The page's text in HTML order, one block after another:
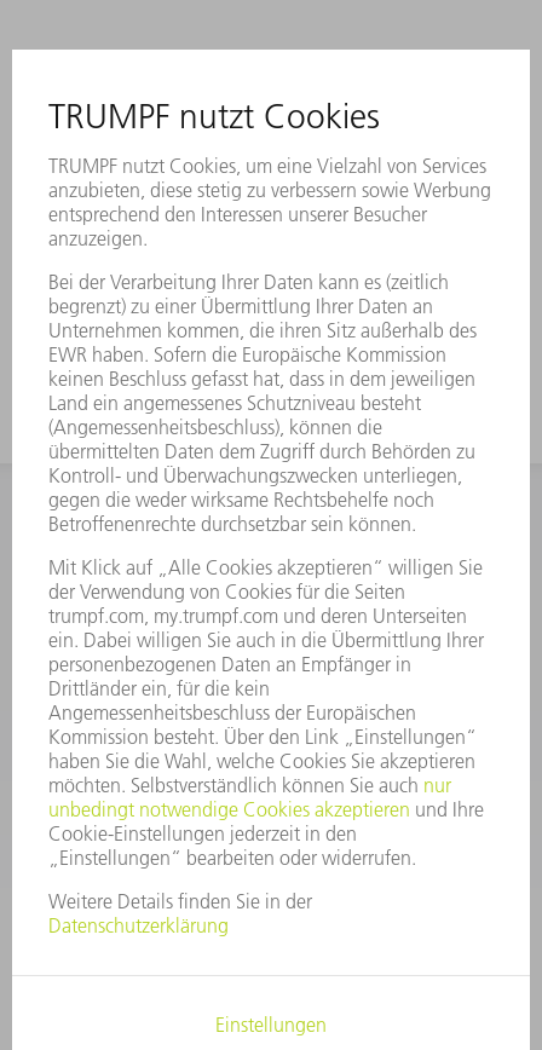
INFORMATION
Häufig gestellte Fragen
Allgemeine Geschäftsbedingungen
KONTAKT
After Sales
+43722160396550
Mo - Do: 08:00 -17:30 Uhr
Fr: 08:00 -16:30 Uhr
ersatzteile@at.trumpf.com